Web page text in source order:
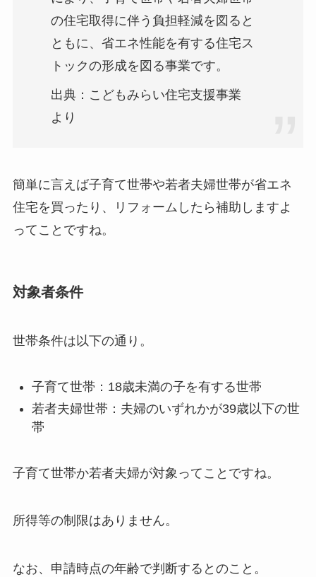
の住宅取得に伴う負担軽減を図ると
ともに、省エネ性能を有する住宅ス
トックの形成を図る事業です。
出典：こどもみらい住宅支援事業
より
簡単に言えば⼦育て世帯や若者夫婦世帯が省エネ
住宅を買ったり、リフォームしたら補助しますよ
ってことですね。
対象者条件
世帯条件は以下の通り。
子育て世帯：18歳未満の子を有する世帯
若者夫婦世帯：夫婦のいずれかが39歳以下の世
帯
子育て世帯か若者夫婦が対象ってことですね。
所得等の制限はありません。
なお、申請時点の年齢で判断するとのこと。